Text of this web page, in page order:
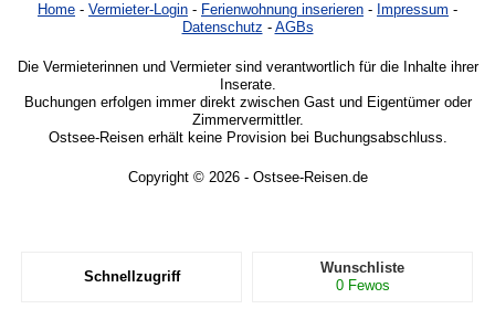
Home - Vermieter-Login - Ferienwohnung inserieren - Impressum -
Datenschutz - AGBs
Die Vermieterinnen und Vermieter sind verantwortlich für die Inhalte ihrer
Inserate.
Buchungen erfolgen immer direkt zwischen Gast und Eigentümer oder
Zimmervermittler.
Ostsee-Reisen erhält keine Provision bei Buchungsabschluss.
Copyright © 2026 - Ostsee-Reisen.de
Schnellzugriff
Wunschliste
0 Fewos